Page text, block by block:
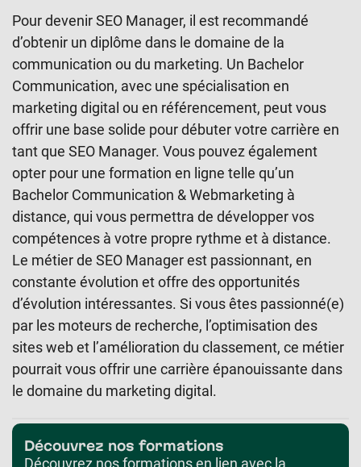
Pour devenir SEO Manager, il est recommandé
d’obtenir un diplôme dans le domaine de la
communication ou du marketing. Un Bachelor
Communication, avec une spécialisation en
marketing digital ou en référencement, peut vous
offrir une base solide pour débuter votre carrière en
tant que SEO Manager. Vous pouvez également
opter pour une formation en ligne telle qu’un
Bachelor Communication & Webmarketing à
distance, qui vous permettra de développer vos
compétences à votre propre rythme et à distance.
Le métier de SEO Manager est passionnant, en
constante évolution et offre des opportunités
d’évolution intéressantes. Si vous êtes passionné(e)
par les moteurs de recherche, l’optimisation des
sites web et l’amélioration du classement, ce métier
pourrait vous offrir une carrière épanouissante dans
le domaine du marketing digital.
Découvrez nos formations
Découvrez nos formations en lien avec la